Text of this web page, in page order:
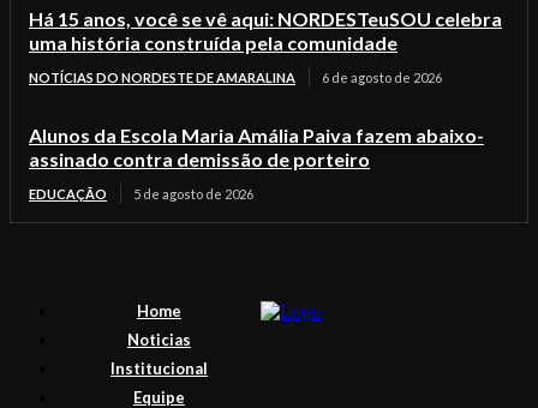
Há 15 anos, você se vê aqui: NORDESTeuSOU celebra
uma história construída pela comunidade
NOTÍCIAS DO NORDESTE DE AMARALINA 6 de agosto de 2026
Alunos da Escola Maria Amália Paiva fazem abaixo-
assinado contra demissão de porteiro
EDUCAÇÃO 5 de agosto de 2026
Home
Noticias
Institucional
Equipe